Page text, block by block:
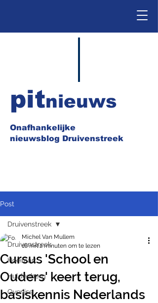
Onafhankelijke
nieuwsblog Druivenstreek
pitnieuws
Post
Druivenstreek
Hoeilaart
Huldenberg
Overijse
Druivenstreek
Cursus 'School en
Ouders' keert terug,
basiskennis Nederlands
Michel Van Mullem
16 mrt2 minuten om te lezen